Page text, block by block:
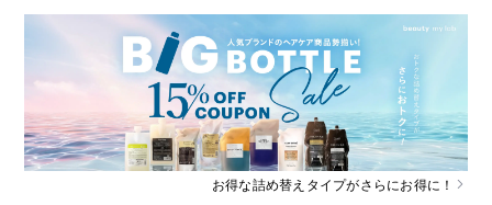
お得な詰め替えタイプがさらにお得に！